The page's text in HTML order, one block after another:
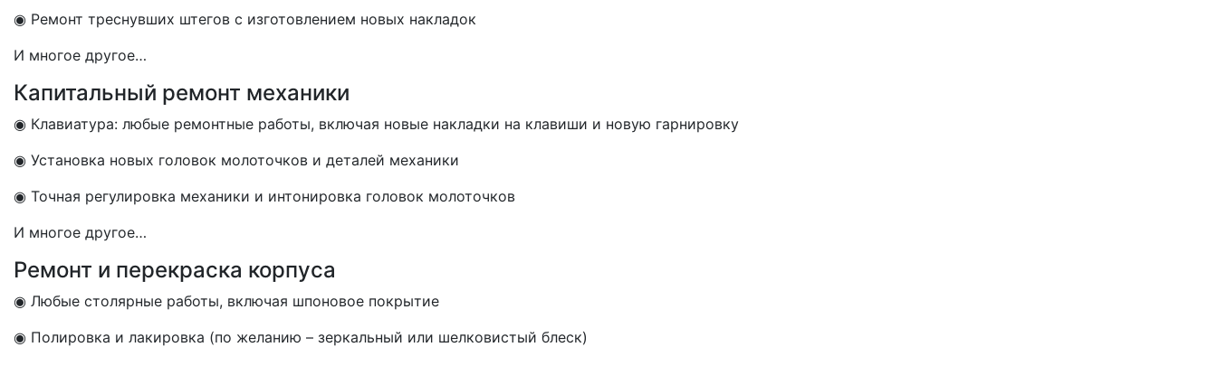
◉ Ремонт треснувших штегов с изготовлением новых накладок
И многое другое…
Капитальный ремонт механики
◉ Клавиатура: любые ремонтные работы, включая новые накладки на клавиши и новую гарнировку
◉ Установка новых головок молоточков и деталей механики
◉ Точная регулировка механики и интонировка головок молоточков
И многое другое…
Ремонт и перекраска корпуса
◉ Любые столярные работы, включая шпоновое покрытие
◉ Полировка и лакировка (по желанию – зеркальный или шелковистый блеск)